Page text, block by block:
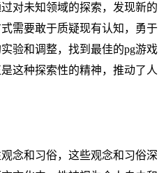
对未知领域的探索，发现新的
需要敢于质疑现有认知，勇于
验和调整，找到最佳的pg游戏
这种探索性的精神，推动了人
念和习俗，这些观念和习俗深